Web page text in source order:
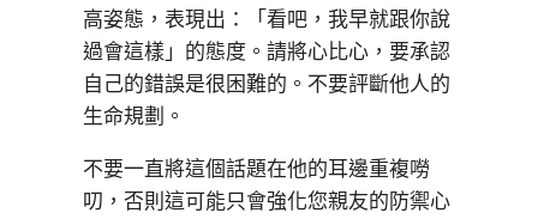
高姿態，表現出：「看吧，我早就跟你說
過會這樣」的態度。請將心比心，要承認
自己的錯誤是很困難的。不要評斷他人的
生命規劃。
不要一直將這個話題在他的耳邊重複嘮
叨，否則這可能只會強化您親友的防禦心